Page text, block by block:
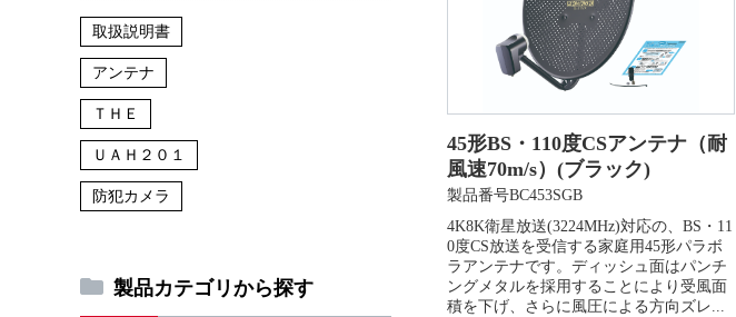
取扱説明書
アンテナ
ＴＨＥ
ＵＡＨ２０１
防犯カメラ
製品カテゴリから探す
45形BS・110度CSアンテナ（耐
風速70m/s）(ブラック)
製品番号BC453SGB
4K8K衛星放送(3224MHz)対応の、BS・11
0度CS放送を受信する家庭用45形パラボ
ラアンテナです。ディッシュ面はパンチ
ングメタルを採用することにより受風面
積を下げ、さらに風圧による方向ズレ...